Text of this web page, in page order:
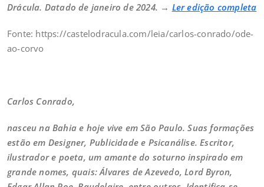
Drácula. Datado de janeiro de 2024. → Ler edição completa
Fonte: https://castelodracula.com/leia/carlos-conrado/ode-
ao-corvo
Carlos Conrado,
nasceu na Bahia e hoje vive em São Paulo. Suas formações
estão em Designer, Publicidade e Psicanálise. Escritor,
ilustrador e poeta, um amante do soturno inspirado em
grande nomes, quais: Álvares de Azevedo, Lord Byron,